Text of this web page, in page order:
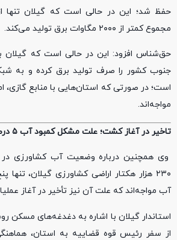
حفظ شد؛ این در حالی است که گیلان تنها
مجموع کمتر از ۲۰۰۰ مگاوات برق تولید می‌کند.
حق‌شناس افزود: این در حالی است که گیلان
جنوب کشور را صرف تولید برق کرده و به
است؛ در صورتی که استان‌هایی با منابع گازی،
مواجه‌اند.
تاخیر در آغاز کشت؛ علت مشکل کمبود آب ۵ درصد از شالیزارهای گیلان
وی همچنین درباره وضعیت آب کشاورزی
۲۳۰ هزار هکتار اراضی کشاورزی گیلان،
آب مواجه‌اند که علت آن نیز تأخیر در آغاز
استاندار گیلان با اشاره به دغدغه‌های مسکن
از سفر رئیس قوه قضاییه به استان،